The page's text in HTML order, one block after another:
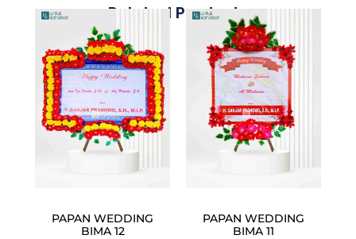
Related Products
PAPAN WEDDING
BIMA 12
PAPAN WEDDING
BIMA 11